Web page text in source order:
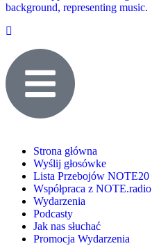
Strona główna
Wyślij głosówke
Lista Przebojów NOTE20
Współpraca z NOTE.radio
Wydarzenia
Podcasty
Jak nas słuchać
Promocja Wydarzenia